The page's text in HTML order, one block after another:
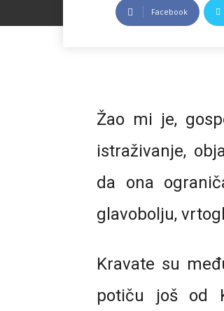
Facebook
Žao mi je,
istraživanje,
da ona
glavobolju,
Kravate su
potiču još od